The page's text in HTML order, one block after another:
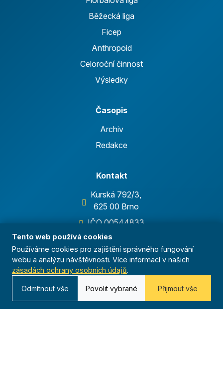
Běžecká liga
Ficep
Anthropoid
Celoroční činnost
Výsledky
Časopis
Archiv
Redakce
Kontakt
Kurská 792/3,
625 00 Brno
IČO 00544833
ustredi@orel.cz
Kontaktujte nás
Tento web používá cookies
Používáme cookies pro zajištění správného fungování
webu a analýzu návštěvnosti. Více informací v našich
zásadách ochrany osobních údajů.
Odmítnout vše Povolit vybrané Přijmout vše